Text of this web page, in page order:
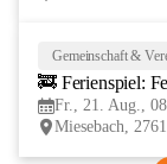
Gemeinschaft &
🚒 Ferienspiel:
Fr., 21. Aug.,
Miesebach,